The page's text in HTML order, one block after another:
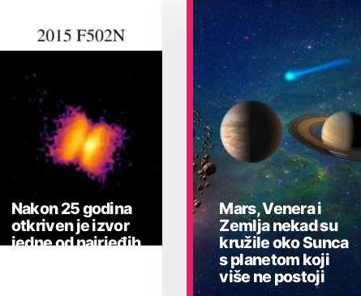
Nakon 25 godina
otkriven je izvor
jedne od najrjeđih
Mars, Venera i
Zemlja nekad su
kružile oko Sunca
s planetom koji
više ne postoji